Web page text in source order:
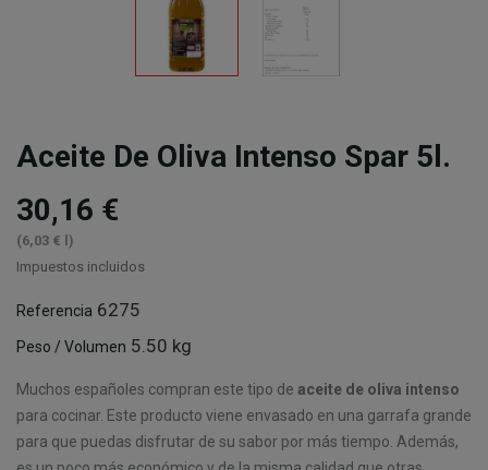
Aceite De Oliva Intenso Spar 5l.
30,16 €
(6,03 € l)
Impuestos incluidos
Referencia 6275
Peso / Volumen 5.50 kg
Muchos españoles compran este tipo de aceite de oliva intenso
para cocinar. Este producto viene envasado en una garrafa grande
para que puedas disfrutar de su sabor por más tiempo. Además,